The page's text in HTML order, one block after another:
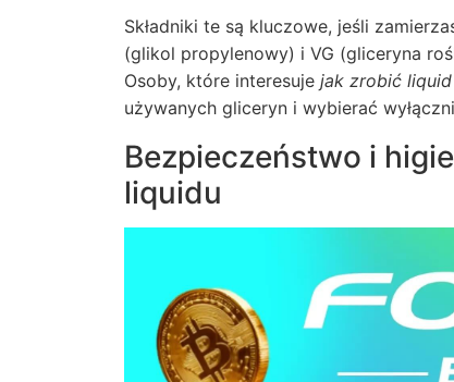
Składniki te są kluczowe, jeśli
(glikol propylenowy) i VG (gliceryna
Osoby, które interesuje jak zrobić
używanych gliceryn i wybierać
Bezpieczeństwo i
liquidu